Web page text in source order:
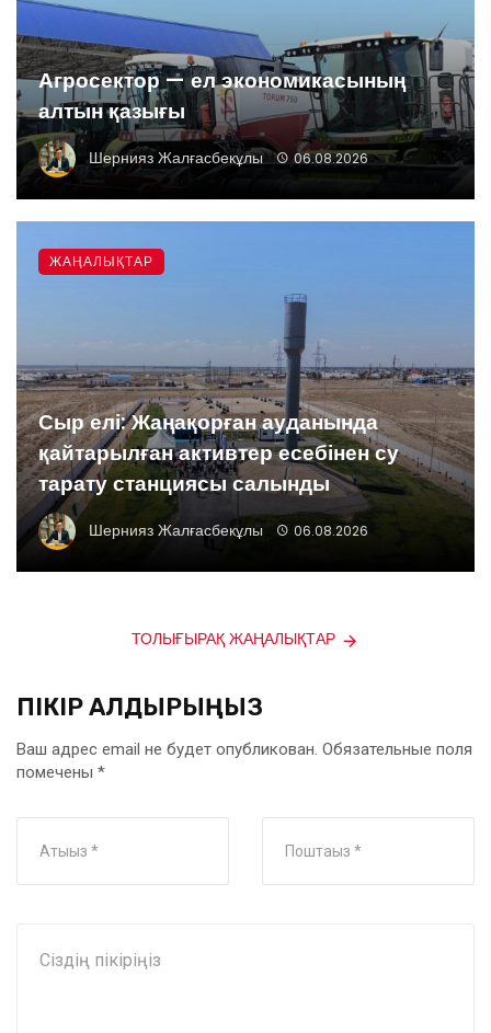
Агросектор — ел экономикасының
алтын қазығы
Шернияз Жалғасбекұлы 06.08.2026
Сыр елі: Жаңақорған ауданында
қайтарылған активтер есебінен су
тарату станциясы салынды
Шернияз Жалғасбекұлы 06.08.2026
ЖАҢАЛЫҚТАР
ТОЛЫҒЫРАҚ ЖАҢАЛЫҚТАР
ПІКІР ҚАЛДЫРЫҢЫЗ
Ваш адрес email не будет опубликован. Обязательные поля
помечены *